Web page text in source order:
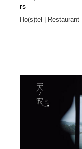
rs
Ho(s)tel | Restaurant